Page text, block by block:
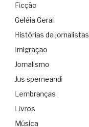
Ficção
Geléia Geral
Histórias de jornalistas
Imigração
Jornalismo
Jus sperneandi
Lembranças
Livros
Música